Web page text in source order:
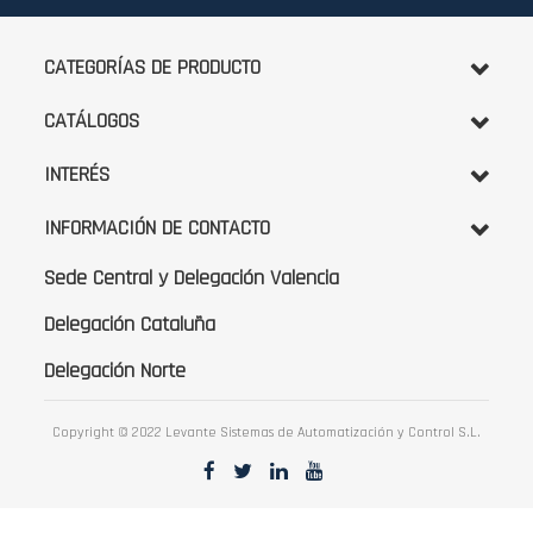
noticias:
CATEGORÍAS DE PRODUCTO
CATÁLOGOS
INTERÉS
INFORMACIÓN DE CONTACTO
Sede Central y Delegación Valencia
Delegación Cataluña
Delegación Norte
Copyright © 2022 Levante Sistemas de Automatización y Control S.L.